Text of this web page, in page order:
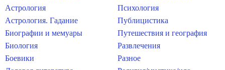
Астрология
Астрология. Гадание
Биографии и мемуары
Биология
Боевики
Психология
Публицистика
Путешествия и география
Развлечения
Разное